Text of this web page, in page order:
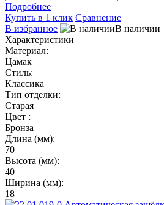
Подробнее
Купить в 1 клик Сравнение
В избранное
В наличии
Характеристики
Материал:
Цамак
Стиль:
Классика
Тип отделки:
Старая
Цвет :
Бронза
Длина (мм):
70
Высота (мм):
40
Ширина (мм):
18